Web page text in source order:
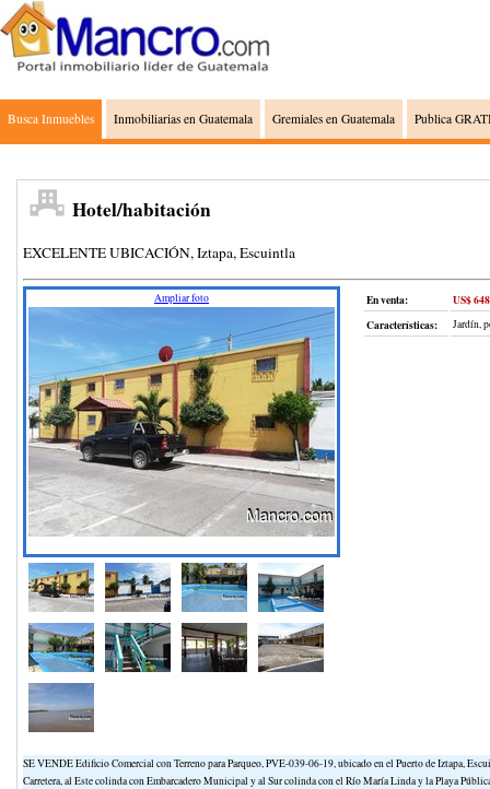
Busca Inmuebles Inmobiliarias en Guatemala Gremiales en Guatemala Publica
Hotel/habitación
EXCELENTE UBICACIÓN, Iztapa, Escuintla
Ampliar foto En venta:
US$
Características:
Jardín,
SE VENDE Edificio Comercial con Terreno para Parqueo, PVE-039-06-19, ubicado en el Puerto de Iztapa,
Carretera, al Este colinda con Embarcadero Municipal y al Sur colinda con el Río María Linda y la Playa